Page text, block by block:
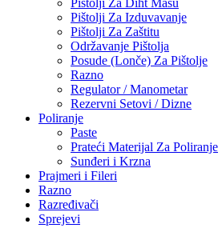
Pištolji Za Diht Masu
Pištolji Za Izduvavanje
Pištolji Za Zaštitu
Održavanje Pištolja
Posude (Lonče) Za Pištolje
Razno
Regulator / Manometar
Rezervni Setovi / Dizne
Poliranje
Paste
Prateći Materijal Za Poliranje
Sunđeri i Krzna
Prajmeri i Fileri
Razno
Razređivači
Sprejevi